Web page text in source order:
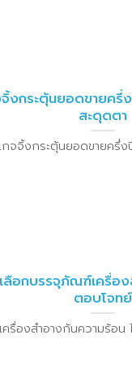
งกระตุ้นยอดขายค
สะดุดตา
กจจิ้งกระตุ้นยอดขายครึ่ง
ลือกบรรจุภัณฑ์เครื่อ
ตอบโจทย์
รื่องสำอางกันความร้อน